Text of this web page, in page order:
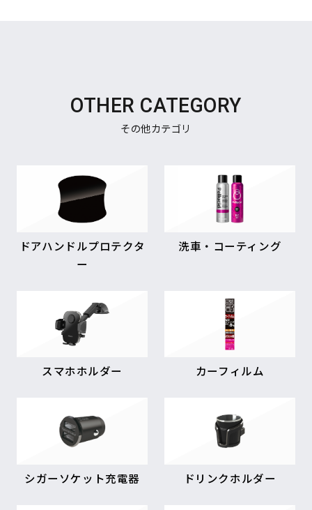
OTHER CATEGORY
その他カテゴリ
ドアハンドルプロテクタ
ー
洗車・コーティング
スマホホルダー カーフィルム
シガーソケット充電器 ドリンクホルダー